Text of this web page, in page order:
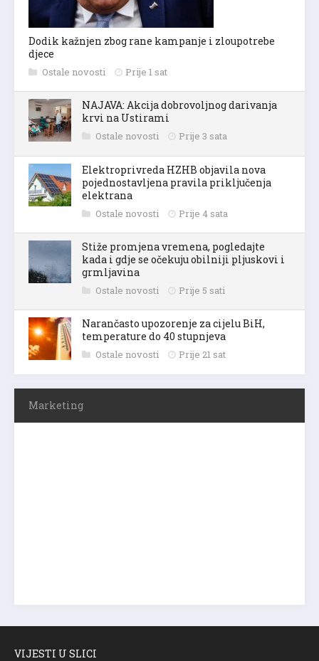
Dodik kažnjen zbog rane kampanje i zloupotrebe
djece
Ostale novosti Prije 1 sat
NAJAVA: Akcija dobrovoljnog darivanja
krvi na Ustirami
Ostale novosti Prije 3 sata
Elektroprivreda HZHB objavila nova
pojednostavljena pravila priključenja
elektrana
Ostale novosti Prije 4 sata
Stiže promjena vremena, pogledajte
kada i gdje se očekuju obilniji pljuskovi i
grmljavina
Ostale novosti Prije 5 sati
Narančasto upozorenje za cijelu BiH,
temperature do 40 stupnjeva
Ostale novosti Prije 21 sat
Marketing
VIJESTI U SLICI